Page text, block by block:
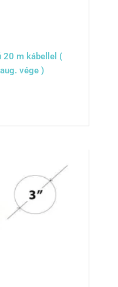
20 m kábellel (
vége )